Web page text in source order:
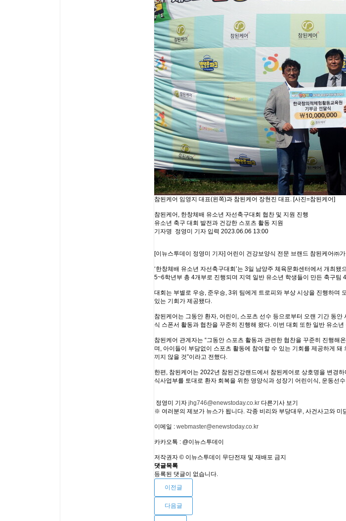
참된케어 임영지 대표(왼쪽)과 참된케어 장현진 대표. [사진=참된케어]
참된케어, 한창체배 유소년 자선축구대회 협찬 및 지원 진행
유소년 축구 대회 발전과 건강한 스포츠 활동 지원
기자명 정영미 기자 입력 2023.06.06 13:00
[이뉴스투데이 정영미 기자] 어린이 건강보양식 전문 브랜드 참된케어㈜
‘한창체배 유소년 자선축구대회’는 3일 남양주 체육문화센터에서 개최
5~6학년부 총 4개부로 진행되며 지역 일반 유소년 학생들이 만든 축구
대회는 부별로 우승, 준우승, 3위 팀에게 트로피와 부상 시상을 진행하며
있는 기회가 제공됐다.
참된케어는 그동안 환자, 어린이, 스포츠 선수 등으로부터 오랜 기간 동
식 스폰서 활동과 협찬을 꾸준히 진행해 왔다. 이번 대회 또한 일반 유소
참된케어 관계자는 “그동안 스포츠 활동과 관련한 협찬을 꾸준히 진행
며, 아이들이 부담없이 스포츠 활동에 참여할 수 있는 기회를 제공하게
끼지 않을 것”이라고 전했다.
한편, 참된케어는 2022년 참된건강랜드에서 참된케어로 상호명을 변경
식사업부를 토대로 환자 회복을 위한 영양식과 성장기 어린이식, 운동선
정영미 기자 jhg746@enewstoday.co.kr 다른기사 보기
※ 여러분의 제보가 뉴스가 됩니다. 각종 비리와 부당대우, 사건사고와 미
이메일 : webmaster@enewstoday.co.kr
카카오톡 : @이뉴스투데이
저작권자 © 이뉴스투데이 무단전재 및 재배포 금지
댓글목록
등록된 댓글이 없습니다.
이전글
다음글